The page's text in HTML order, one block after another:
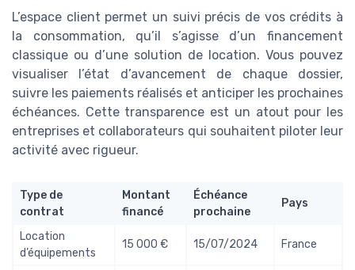
L’espace client permet un suivi précis de vos crédits à
la consommation, qu’il s’agisse d’un financement
classique ou d’une solution de location. Vous pouvez
visualiser l’état d’avancement de chaque dossier,
suivre les paiements réalisés et anticiper les prochaines
échéances. Cette transparence est un atout pour les
entreprises et collaborateurs qui souhaitent piloter leur
activité avec rigueur.
Type de
contrat
Montant
financé
Échéance
prochaine
Pays
Location
d’équipements
15 000 € 15/07/2024 France